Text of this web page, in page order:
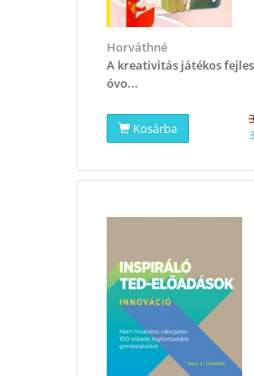
Horváthné
A kreativitás játékos
óvo...
Kosárba